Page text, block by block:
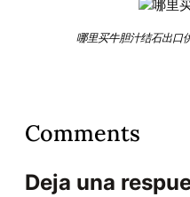
哪里买牛胆汁结石出口
Comments
Deja una